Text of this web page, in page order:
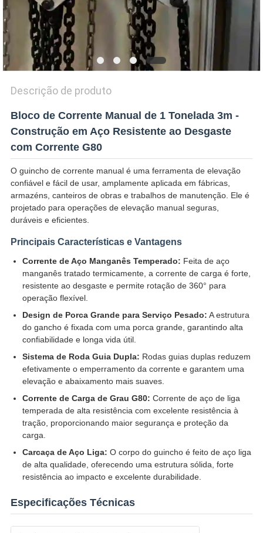
Descrição de produto
Bloco de Corrente Manual de 1 Tonelada 3m -
Construção em Aço Resistente ao Desgaste
com Corrente G80
O guincho de corrente manual é uma ferramenta de elevação
confiável e fácil de usar, amplamente aplicada em fábricas,
armazéns, canteiros de obras e trabalhos de manutenção. Ele é
projetado para operações de elevação manual seguras,
duráveis e eficientes.
Principais Características e Vantagens
Corrente de Aço Manganês Temperado: Feita de aço
manganês tratado termicamente, a corrente de carga é forte,
resistente ao desgaste e permite rotação de 360° para
operação flexível.
Design de Porca Grande para Serviço Pesado: A estrutura
do gancho é fixada com uma porca grande, garantindo alta
confiabilidade e longa vida útil.
Sistema de Roda Guia Dupla: Rodas guias duplas reduzem
efetivamente o emperramento da corrente e garantem uma
elevação e abaixamento mais suaves.
Corrente de Carga de Grau G80: Corrente de aço de liga
temperada de alta resistência com excelente resistência à
tração, proporcionando maior segurança e proteção da
carga.
Carcaça de Aço Liga: O corpo do guincho é feito de aço liga
de alta qualidade, oferecendo uma estrutura sólida, forte
resistência ao impacto e excelente durabilidade.
Especificações Técnicas